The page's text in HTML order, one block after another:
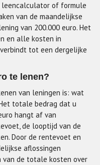
leencalculator of formule
van de maandelijkse
van 200.000 euro. Het
en alle kosten in
tot een dergelijke
te lenen?
van leningen is: wat
totale bedrag dat u
hangt af van
de looptijd van de
Door de rentevoet en
aflossingen
van de totale kosten over